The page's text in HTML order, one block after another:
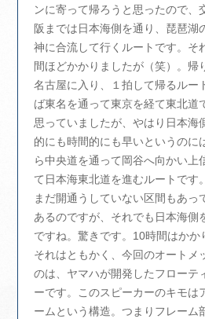
ンに寄って帰ろうと思ったので、
阪までは日本海側を通り、琵琶湖
神に合流して行くルートです。そ
間ほどかかりましたが（笑）。帰
名古屋に入り、１拍して帰るルー
ば東名を通って東京を経て東北道
思っていましたが、やはり日本海
的にも時間的にも早いというのに
ら中央道を通って岡谷へ向かい上
て日本海東北道を進むルートです
まだ開通うしていない区間もあっ
あるのですが、それでも日本海側
ですね。驚きです。10時間はかか
それはともかく、今回のオートメ
のは、ヤマハが開発したフローテ
ーです。このスピーカーのキモは
ームという構造。つまりフレーム